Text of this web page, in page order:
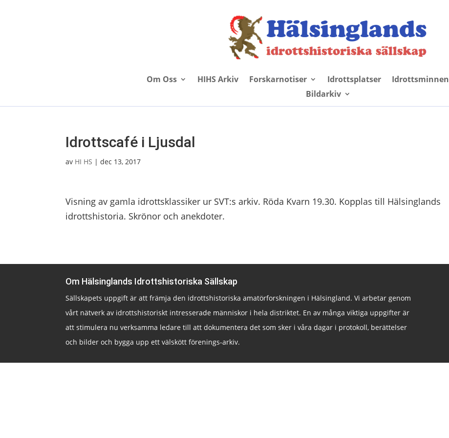
Om Oss HIHS Arkiv Forskarnotiser Idrottsplatser Idrottsminnen
Bildarkiv
Idrottscafé i Ljusdal
av HI HS |dec 13, 2017
Visning av gamla idrottsklassiker ur SVT:s arkiv. Röda Kvarn 19.30. Kopplas till Hälsinglands
idrottshistoria. Skrönor och anekdoter.
Om Hälsinglands Idrottshistoriska Sällskap
Sällskapets uppgift är att främja den idrottshistoriska amatörforskningen i Hälsingland. Vi arbetar genom
vårt nätverk av idrottshistoriskt intresserade människor i hela distriktet. En av många viktiga uppgifter är
att stimulera nu verksamma ledare till att dokumentera det som sker i våra dagar i protokoll, berättelser
och bilder och bygga upp ett välskött förenings-arkiv.